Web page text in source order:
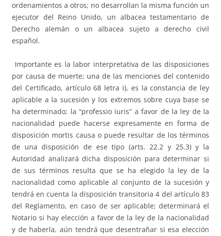
ordenamientos a otros; no desarrollan la misma función un
ejecutor del Reino Unido, un albacea testamentario de
Derecho alemán o un albacea sujeto a derecho civil
español.
Importante es la labor interpretativa de las disposiciones
por causa de muerte; una de las menciones del contenido
del Certificado, artículo 68 letra i), es la constancia de ley
aplicable a la sucesión y los extremos sobre cuya base se
ha determinado; la “professio iuris” a favor de la ley de la
nacionalidad puede hacerse expresamente en forma de
disposición mortis causa o puede resultar de los términos
de una disposición de ese tipo (arts. 22.2 y 25.3) y la
Autoridad analizará dicha disposición para determinar si
de sus términos resulta que se ha elegido la ley de la
nacionalidad como aplicable al conjunto de la sucesión y
tendrá en cuenta la disposición transitoria 4 del artículo 83
del Reglamento, en caso de ser aplicable; determinará el
Notario si hay elección a favor de la ley de la nacionalidad
y de haberla, aún tendrá que desentrañar si esa elección